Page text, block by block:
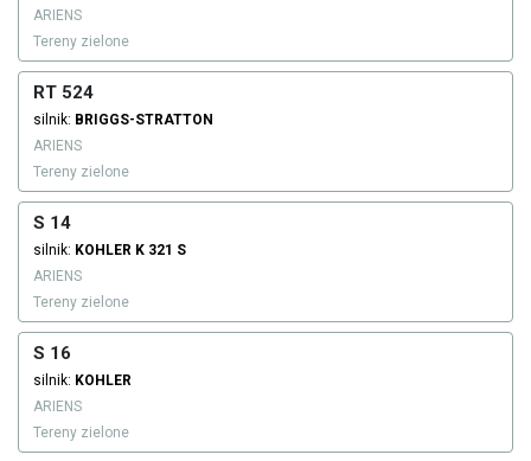
ARIENS
Tereny zielone
RT 524
silnik: BRIGGS-STRATTON
ARIENS
Tereny zielone
S 14
silnik: KOHLER K 321 S
ARIENS
Tereny zielone
S 16
silnik: KOHLER
ARIENS
Tereny zielone